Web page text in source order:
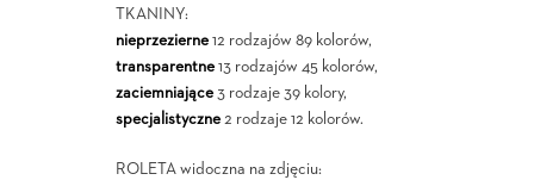
TKANINY:
nieprzezierne12 rodzajów 89 kolorów,
transparentne13 rodzajów 45 kolorów,
zaciemniające3 rodzaje 39 kolory,
specjalistyczne2 rodzaje 12 kolorów.
ROLETA widoczna na zdjęciu: